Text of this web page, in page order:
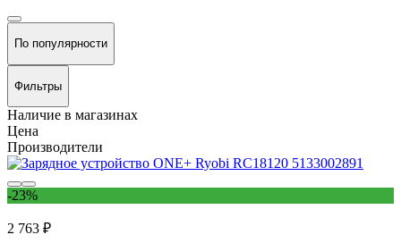
По популярности
Фильтры
Наличие в магазинах
Цена
Производители
-23%
2 763 ₽